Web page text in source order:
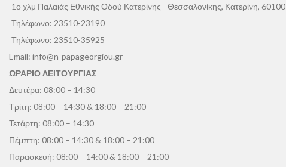
1ο χλμ Παλαιάς Εθνικής Οδού Κατερίνης - Θεσσαλονίκης, Κατερίνη, 60100
Τηλέφωνο: 23510-23190
Τηλέφωνο: 23510-35925
Email: info@n-papageorgiou.gr
ΩΡΑΡΙΟ ΛΕΙΤΟΥΡΓΙΑΣ
Δευτέρα: 08:00 – 14:30
Τρίτη: 08:00 – 14:30 & 18:00 – 21:00
Τετάρτη: 08:00 – 14:30
Πέμπτη: 08:00 – 14:30 & 18:00 – 21:00
Παρασκευή: 08:00 – 14:00 & 18:00 – 21:00